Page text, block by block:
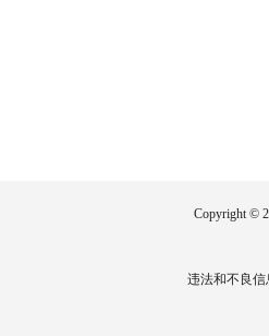
Copyright ©
违法和不良信